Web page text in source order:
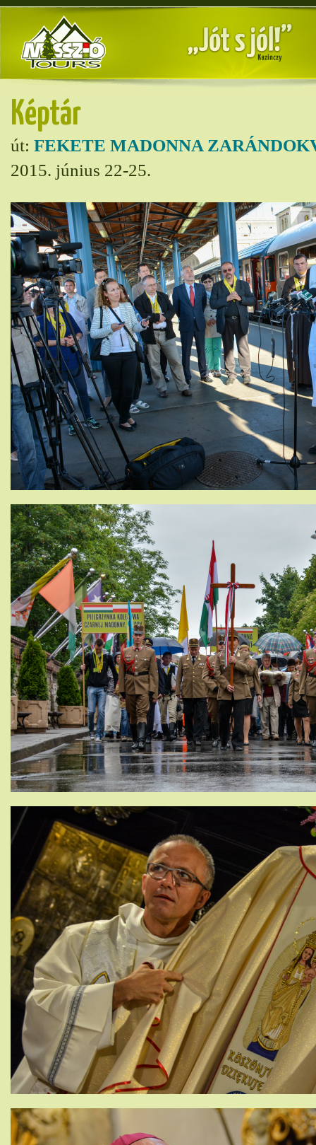
Képtár
út: FEKETE MADONNA
2015. június 22-25.